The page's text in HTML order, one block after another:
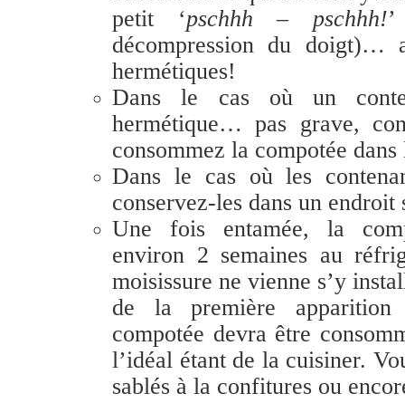
petit ‘pschhh – pschhh!
décompression du doigt)…
hermétiques!
Dans le cas où un
hermétique… pas grave,
consommez la compotée
Dans le cas où les
conservez-les dans un endroit
Une fois entamée, la
environ 2 semaines au
moisissure ne vienne s’y
de la première apparition
compotée devra être
l’idéal étant de la cuisiner.
sablés à la confitures ou